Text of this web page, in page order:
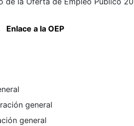
Enlace a la OEP
general
general